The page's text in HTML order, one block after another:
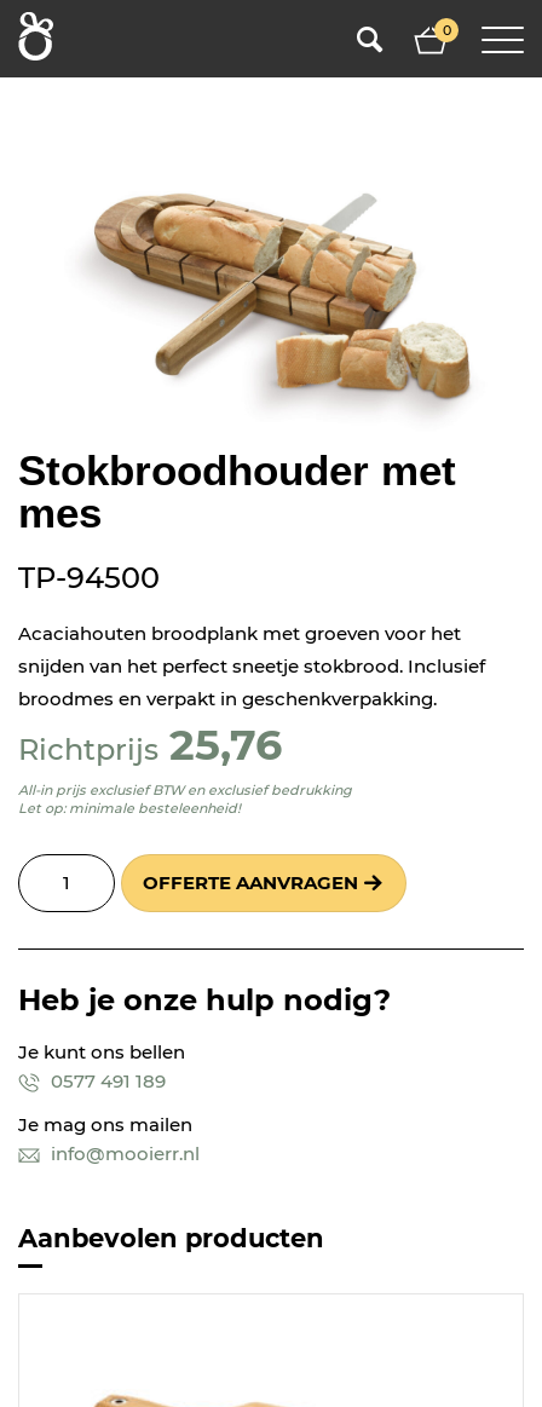
0
Stokbroodhouder met
mes
TP-94500
Acaciahouten broodplank met groeven voor het
snijden van het perfect sneetje stokbrood. Inclusief
broodmes en verpakt in geschenkverpakking.
Richtprijs 25,76
All-in prijs exclusief BTW en exclusief bedrukking
Let op: minimale besteleenheid!
OFFERTE AANVRAGEN
Heb je onze hulp nodig?
Je kunt ons bellen
0577 491 189
Je mag ons mailen
info@mooierr.nl
Aanbevolen producten